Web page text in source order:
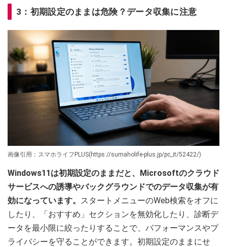
3：初期設定のままは危険？データ収集に注意
画像引用：スマホライフPLUS(https://sumaholife-plus.jp/pc_it/52422/)
Windows11は初期設定のままだと、Microsoftのクラウド
サービスへの誘導やバックグラウンドでのデータ収集が有
効になっています。 スタートメニューのWeb検索をオフに
したり、「おすすめ」セクションを無効化したり、診断デ
ータを最小限に絞ったりすることで、パフォーマンスやプ
ライバシーを守ることができます。初期設定のままにせ